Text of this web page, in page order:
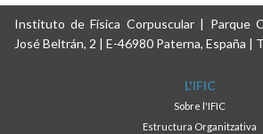
Instituto de Física Corpuscular | Parque
José Beltrán, 2 | E-46980 Paterna, España |
L'IFIC
Sobre l'IFIC
Estructura Organitzativa